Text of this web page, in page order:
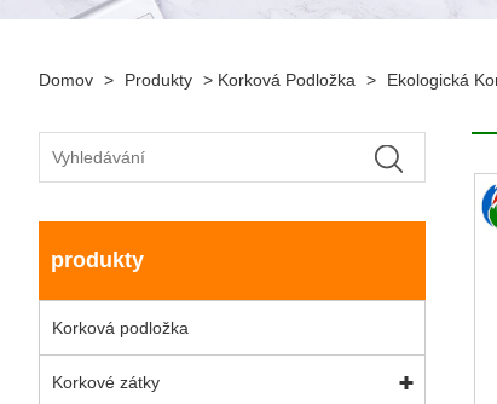
Domov > Produkty > Korková Podložka > Ekologická
produkty
Korková podložka
Korkové zátky